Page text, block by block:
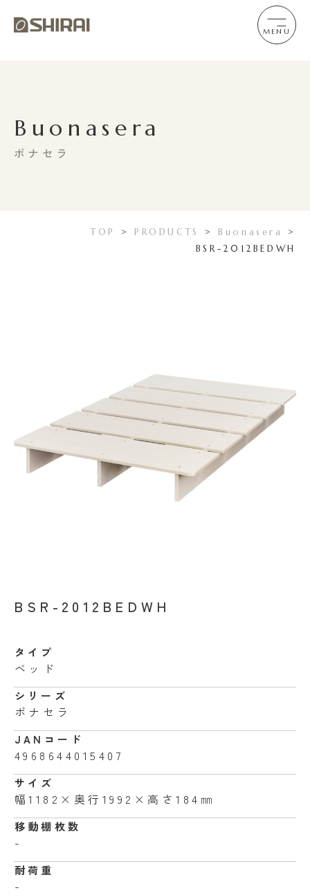
MENU
TOP > PRODUCTS > Buonasera
>
BSR-2012BEDWH
Buonasera
ボナセラ
BSR-2012BEDWH
タイプ
ベッド
シリーズ
ボナセラ
JANコード
4968644015407
サイズ
幅1182×奥行1992×高さ184㎜
移動棚枚数
-
耐荷重
-